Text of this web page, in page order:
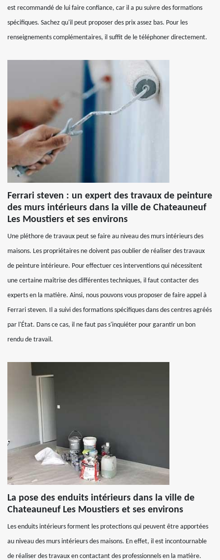
est recommandé de lui faire confiance, car il a pu suivre des formations
spécifiques. Sachez qu'il peut proposer des prix assez bas. Pour les
renseignements complémentaires, il suffit de le téléphoner directement.
Ferrari steven : un expert des travaux de peinture
des murs intérieurs dans la ville de Chateauneuf
Les Moustiers et ses environs
Une pléthore de travaux peut se faire au niveau des murs intérieurs des
maisons. Les propriétaires ne doivent pas oublier de réaliser des travaux
de peinture intérieure. Pour effectuer ces interventions qui nécessitent
une certaine maîtrise des différentes techniques, il faut contacter des
experts en la matière. Ainsi, nous pouvons vous proposer de faire appel à
Ferrari steven. Il a suivi des formations spécifiques dans des centres agréés
par l'État. Dans ce cas, il ne faut pas s'inquiéter pour garantir un bon
rendu de travail.
La pose des enduits intérieurs dans la ville de
Chateauneuf Les Moustiers et ses environs
Les enduits intérieurs forment les protections qui peuvent être apportées
au niveau des murs intérieurs des maisons. En effet, il est incontournable
de réaliser des travaux en contactant des professionnels en la matière.